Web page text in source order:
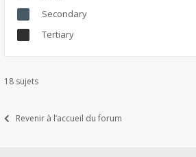
Secondary
Tertiary
18 sujets
Revenir à l’accueil du forum